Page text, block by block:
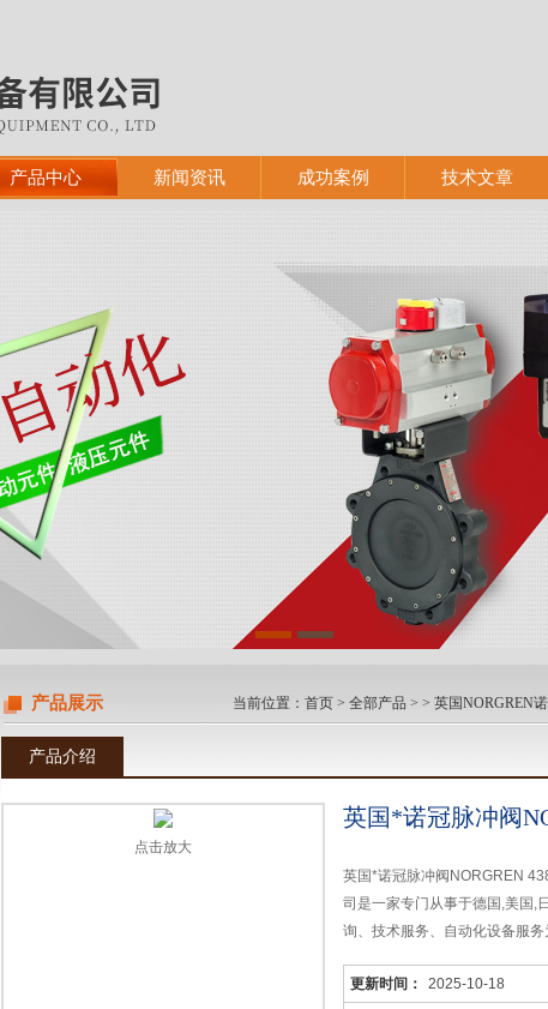
产品中心 新闻资讯 成功案例 技术文章
产品展示 当前位置： 首页 > 全部产品 > > 英国NORGREN
产品介绍
点击放大
英国*诺冠脉冲阀
英国*诺冠脉冲阀NORGREN
司是一家专门从事于德国,美国,
询、技术服务、自动化设备服务
更新时间： 2025-10-18